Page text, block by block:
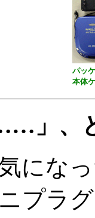
パッ
本体
」、
にな
プラ